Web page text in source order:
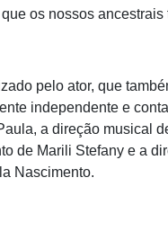
os nossos ancestrais
pelo ator, que
independente e
a direção musical
de Marili Stefany e a
Nascimento.